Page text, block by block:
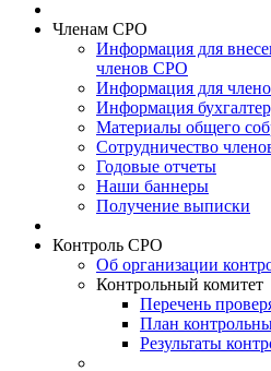
Членам СРО
Информация для
членов СРО
Информация для
Информация
Материалы общего
Сотрудничество
Годовые отчеты
Наши баннеры
Получение выписки
Контроль СРО
Об организации
Контрольный комитет
Перечень
План
Результаты